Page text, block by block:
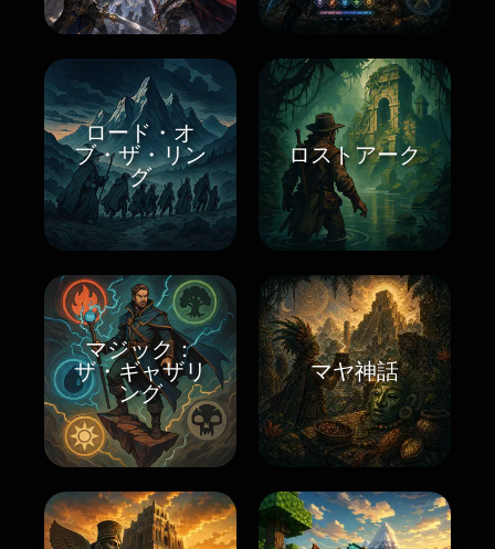
ロード・オ
ブ・ザ・リン
グ
ロストアーク
マジック：
ザ・ギャザリ
ング
マヤ神話